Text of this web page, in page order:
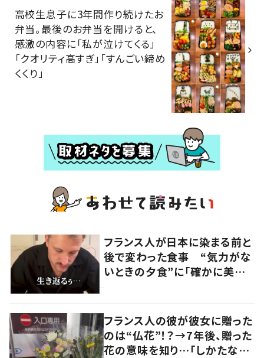
高校生息子に3年間作り続けたお
弁当。最後のお弁当を開けると、
感激の内容に「私が泣けてくる」
「クオリティ高すぎ」「すんごい締め
くくり」
フランス人が日本に染まる前と
後で変わった食事 “気力がな
いときの夕食”に「確かに美味
フランス人の彼が彼女に贈った
のは“仏花”！？→7年後、贈った
花の意味を知り…「しかたな